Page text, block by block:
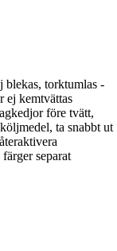
blekas, torktumlas -
ej kemtvättas
före tvätt,
ta snabbt ut
separat